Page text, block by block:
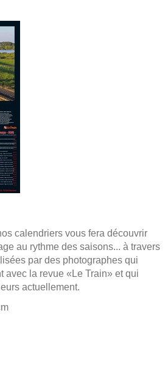
calendriers vous fera découvrir
au rythme des saisons... à travers
par des photographes qui
avec la revue «Le Train» et qui
actuellement.